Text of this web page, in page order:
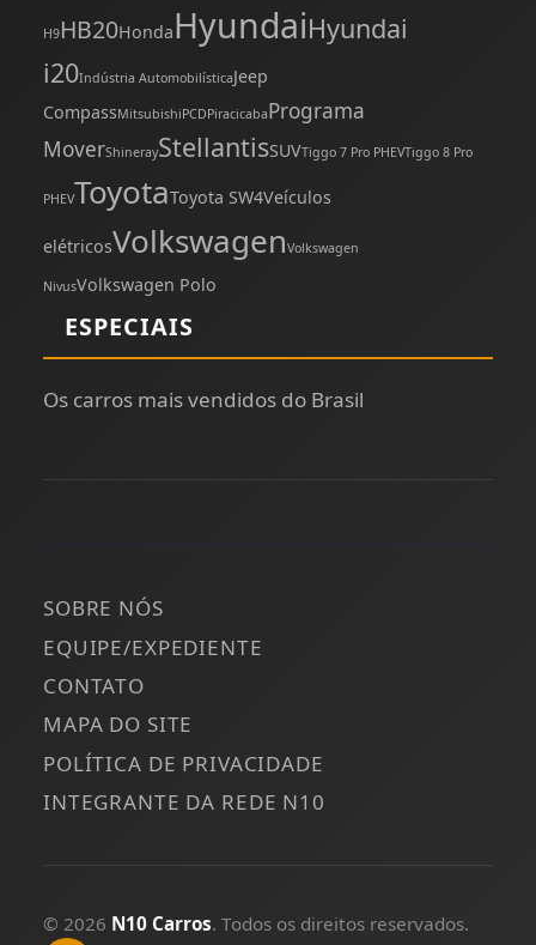
H9HB20HondaHyundaiHyundai
i20Indústria AutomobilísticaJeep
CompassMitsubishiPCDPiracicabaPrograma
MoverShinerayStellantisSUVTiggo 7 Pro PHEVTiggo 8 Pro
PHEVToyotaToyota SW4Veículos
elétricosVolkswagenVolkswagen
NivusVolkswagen Polo
ESPECIAIS
Os carros mais vendidos do Brasil
SOBRE NÓS
EQUIPE/EXPEDIENTE
CONTATO
MAPA DO SITE
POLÍTICA DE PRIVACIDADE
INTEGRANTE DA REDE N10
© 2026 N10 Carros. Todos os direitos reservados.